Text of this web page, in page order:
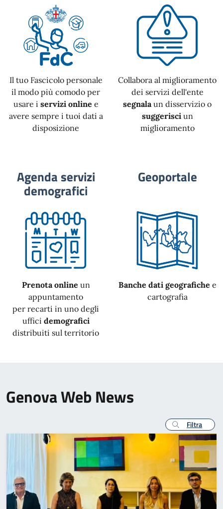
Il tuo Fascicolo personale
il modo più comodo per
usare i servizi online e
avere sempre i tuoi dati a
disposizione
Collabora al miglioramento
dei servizi dell'ente
segnala un disservizio o
suggerisciun
miglioramento
Agenda servizi
demografici
Prenota online un
appuntamento
per recarti in uno degli
uffici demografici
distribuiti sul territorio
Geoportale
Banche dati geografiche e
cartografia
Genova Web News
Filtra